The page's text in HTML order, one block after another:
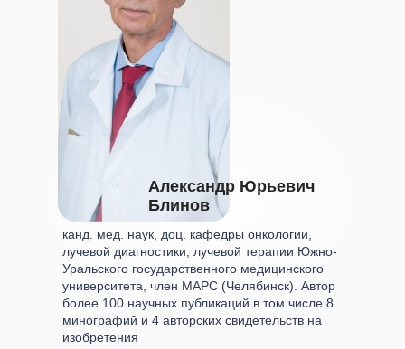
Александр Юрьевич
Блинов
канд. мед. наук, доц. кафедры онкологии,
лучевой диагностики, лучевой терапии Южно-
Уральского государственного медицинского
университета, член МАРС (Челябинск). Автор
более 100 научных публикаций в том числе 8
минографий и 4 авторских свидетельств на
изобретения